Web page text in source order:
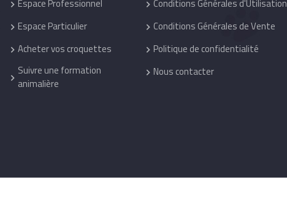
Espace Professionnel
Espace Particulier
Acheter vos croquettes
Suivre une formation
animalière
Conditions Générales d'Utilisation
Conditions Générales de Vente
Politique de confidentialité
Nous contacter